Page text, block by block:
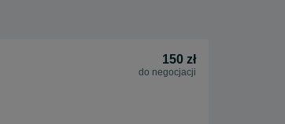
150 zł
do negocjacji